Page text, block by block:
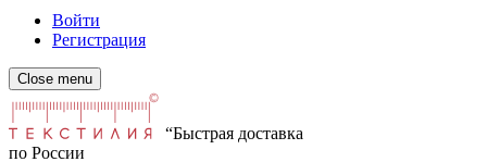
Войти
Регистрация
Close menu
“Быстрая доставка
по России